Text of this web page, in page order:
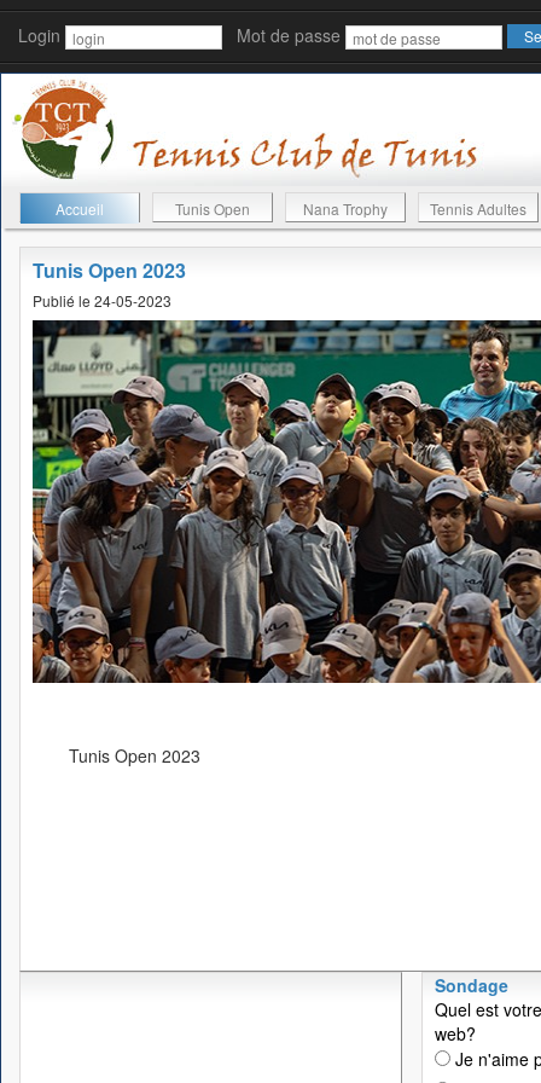
Login Mot de passe
Accueil Tunis Open Nana Trophy Tennis Adultes
Tunis Open 2023
Publié le 24-05-2023
Tunis Open 2023
Sondage
Quel est
web?
Je n'aime